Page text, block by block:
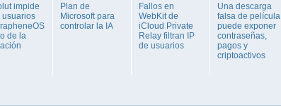
impide
usuarios
de la
Plan de
Microsoft para
controlar la IA
Fallos en
WebKit de
iCloud Private
Relay filtran IP
de usuarios
Una descarga
falsa de película
puede exponer
contraseñas,
pagos y
criptoactivos